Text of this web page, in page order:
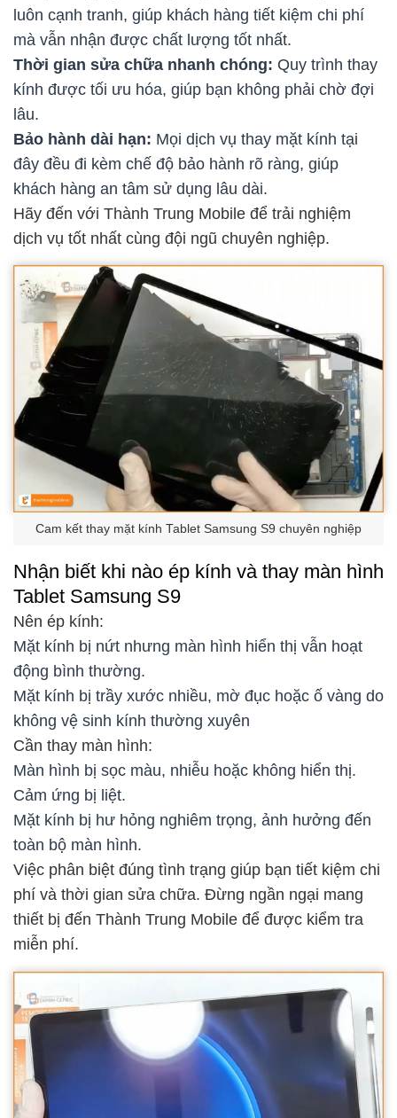
luôn cạnh tranh, giúp khách hàng tiết kiệm chi phí
mà vẫn nhận được chất lượng tốt nhất.
Thời gian sửa chữa nhanh chóng: Quy trình thay
kính được tối ưu hóa, giúp bạn không phải chờ đợi
lâu.
Bảo hành dài hạn: Mọi dịch vụ thay mặt kính tại
đây đều đi kèm chế độ bảo hành rõ ràng, giúp
khách hàng an tâm sử dụng lâu dài.
Hãy đến với Thành Trung Mobile để trải nghiệm
dịch vụ tốt nhất cùng đội ngũ chuyên nghiệp.
Cam kết thay mặt kính Tablet Samsung S9 chuyên nghiệp
Nhận biết khi nào ép kính và thay màn hình
Tablet Samsung S9
Nên ép kính:
Mặt kính bị nứt nhưng màn hình hiển thị vẫn hoạt
động bình thường.
Mặt kính bị trầy xước nhiều, mờ đục hoặc ố vàng do
không vệ sinh kính thường xuyên
Cần thay màn hình:
Màn hình bị sọc màu, nhiễu hoặc không hiển thị.
Cảm ứng bị liệt.
Mặt kính bị hư hỏng nghiêm trọng, ảnh hưởng đến
toàn bộ màn hình.
Việc phân biệt đúng tình trạng giúp bạn tiết kiệm chi
phí và thời gian sửa chữa. Đừng ngần ngại mang
thiết bị đến Thành Trung Mobile để được kiểm tra
miễn phí.